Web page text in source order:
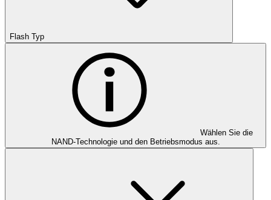
Flash Typ
Wählen Sie die
NAND-Technologie und den Betriebsmodus aus.